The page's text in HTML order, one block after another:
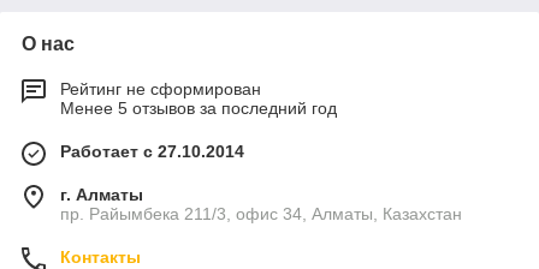
О нас
Рейтинг не сформирован
Менее 5 отзывов за последний год
Работает с 27.10.2014
г. Алматы
пр. Райымбека 211/3, офис 34, Алматы, Казахстан
Контакты